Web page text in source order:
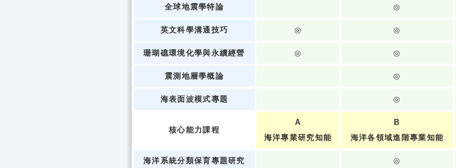
全球地震學特論 ◎
英文科學溝通技巧 ◎ ◎
珊瑚礁環境化學與永續經營 ◎ ◎
震測地層學概論 ◎
海表面波模式專題 ◎
核心能力課程
A
海洋專業研究知能
B
海洋各領域進階專業知能
海洋系統分類保育專題研究 ◎